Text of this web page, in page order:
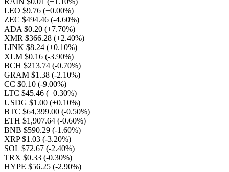
LEO $9.76 (+0.00%)
ZEC $494.46 (-4.60%)
ADA $0.20 (+7.70%)
XMR $366.28 (+2.40%)
LINK $8.24 (+0.10%)
XLM $0.16 (-3.90%)
BCH $213.74 (-0.70%)
GRAM $1.38 (-2.10%)
CC $0.10 (-9.00%)
LTC $45.46 (+0.30%)
USDG $1.00 (+0.10%)
BTC $64,399.00 (-0.50%)
ETH $1,907.64 (-0.60%)
BNB $590.29 (-1.60%)
XRP $1.03 (-3.20%)
SOL $72.67 (-2.40%)
TRX $0.33 (-0.30%)
HYPE $56.25 (-2.90%)